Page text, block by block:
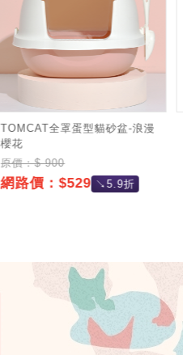
TOMCAT全罩蛋型貓砂盆-浪漫
櫻花
原價：$ 900
網路價：$529 ↘5.9折